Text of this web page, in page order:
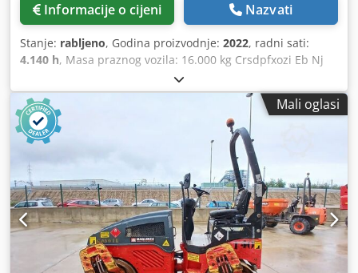
Informacije o cijeni Nazvati
Stanje: rabljeno, Godina proizvodnje: 2022, radni sati:
4.140 h, Masa praznog vozila: 16.000 kg Crsdpfxozi Eb Nj
Abgof Dimenzije (D x Š x V): 622 x 230 x 299 cm
Mali oglasi